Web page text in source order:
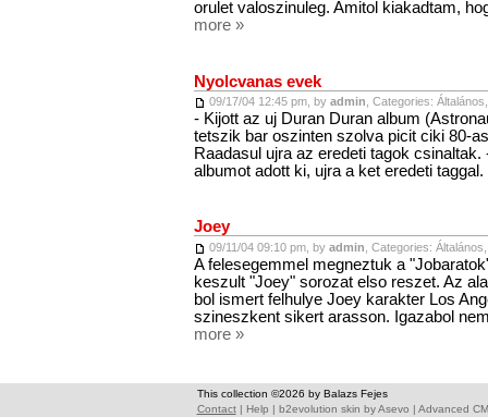
orulet valoszinuleg. Amitol kiakadtam,
more »
Nyolcvanas evek
09/17/04 12:45 pm, by admin , Categories: Általános
- Kijott az uj Duran Duran album
tetszik bar oszinten szolva picit ciki 80-
Raadasul ujra az eredeti tagok csinaltak.
albumot adott ki, ujra a ket eredeti
Joey
09/11/04 09:10 pm, by admin , Categories: Általános
A felesegemmel megneztuk a
keszult "Joey" sorozat elso reszet. Az
bol ismert felhulye Joey karakter Los
szineszkent sikert arasson. Igazabol
more »
This collection ©2026 by Balazs Fejes
Contact| Help | b2evolution skin byAsevo | Advanced